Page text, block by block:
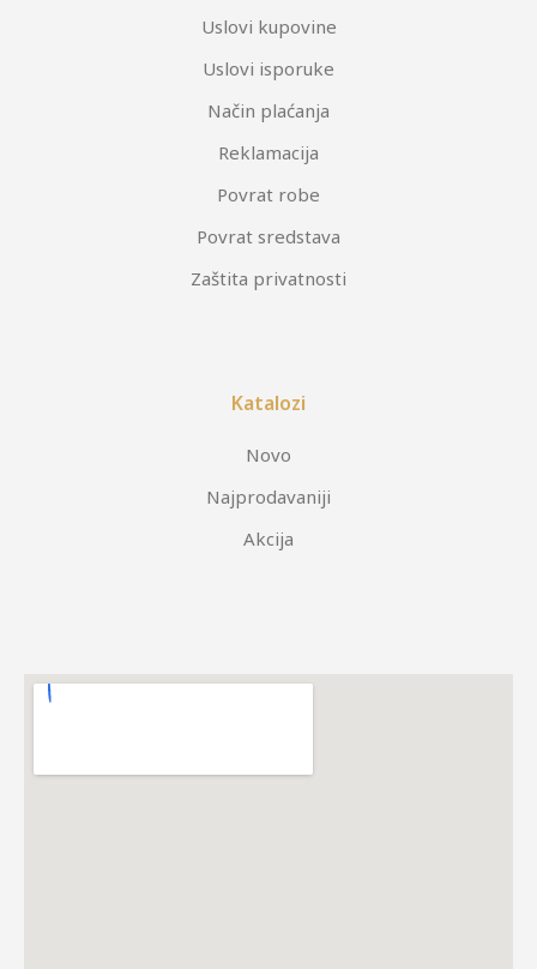
Uslovi kupovine
Uslovi isporuke
Način plaćanja
Reklamacija
Povrat robe
Povrat sredstava
Zaštita privatnosti
Katalozi
Novo
Najprodavaniji
Akcija